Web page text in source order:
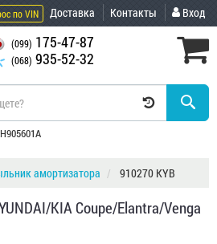
по VIN Доставка Контакты Вход
(099) 175-47-87
(068) 935-52-32
амортизатора 910270 KYB
KIA Coupe/Elantra/Venga